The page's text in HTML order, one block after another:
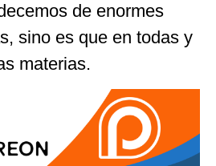
de enormes
sino es que en todas y
materias.